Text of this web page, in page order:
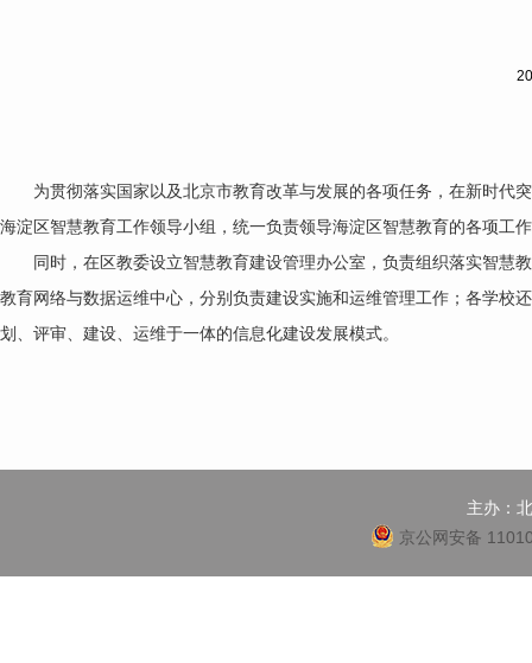
为贯彻落实国家以及北京市教育改革与发展的各项任务，在新时代
海淀区智慧教育工作领导小组，统一负责领导海淀区智慧教育的各项工
同时，在区教委设立智慧教育建设管理办公室，负责组织落实智慧
教育网络与数据运维中心，分别负责建设实施和运维管理工作；各学校
划、评审、建设、运维于一体的信息化建设发展模式。
主办：
京公网安备